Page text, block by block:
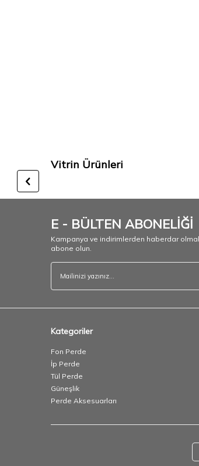
Vitrin Ürünleri
E - BÜLTEN ABONELİĞİ
Kampanya ve indirimlerden haberdar
abone olun.
Kategoriler
Fon Perde
İp Perde
Tül Perde
Güneşlik
Perde Aksesuarları